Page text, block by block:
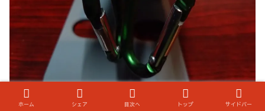
ホーム シェア 目次へ トップ サイドバー